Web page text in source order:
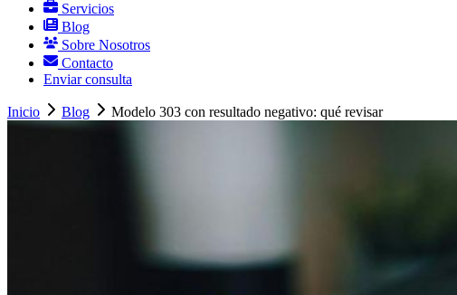
Servicios
Blog
Sobre Nosotros
Contacto
Enviar consulta
Inicio Blog Modelo 303 con resultado negativo: qué revisar